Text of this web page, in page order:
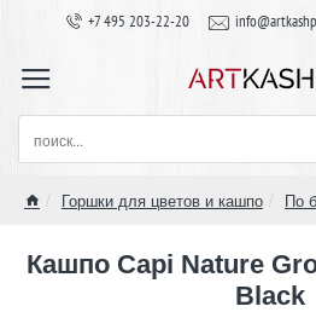
+7 495 203-22-20
поиск...
Горшки для цветов и кашпо По
Кашпо Capi Nature
Black